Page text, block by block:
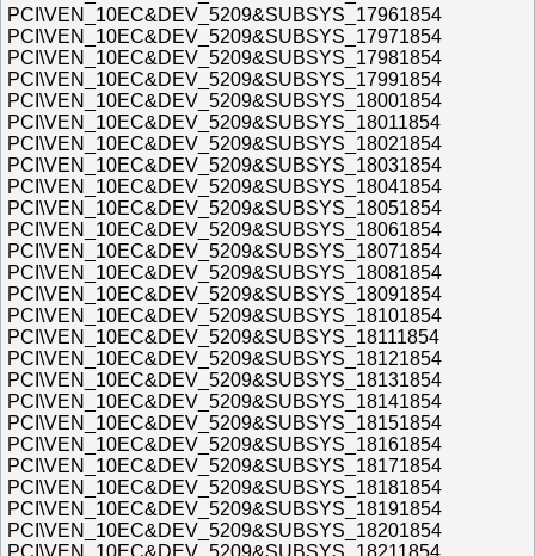
PCI\VEN_10EC&DEV_5209&SUBSYS_17961854
PCI\VEN_10EC&DEV_5209&SUBSYS_17971854
PCI\VEN_10EC&DEV_5209&SUBSYS_17981854
PCI\VEN_10EC&DEV_5209&SUBSYS_17991854
PCI\VEN_10EC&DEV_5209&SUBSYS_18001854
PCI\VEN_10EC&DEV_5209&SUBSYS_18011854
PCI\VEN_10EC&DEV_5209&SUBSYS_18021854
PCI\VEN_10EC&DEV_5209&SUBSYS_18031854
PCI\VEN_10EC&DEV_5209&SUBSYS_18041854
PCI\VEN_10EC&DEV_5209&SUBSYS_18051854
PCI\VEN_10EC&DEV_5209&SUBSYS_18061854
PCI\VEN_10EC&DEV_5209&SUBSYS_18071854
PCI\VEN_10EC&DEV_5209&SUBSYS_18081854
PCI\VEN_10EC&DEV_5209&SUBSYS_18091854
PCI\VEN_10EC&DEV_5209&SUBSYS_18101854
PCI\VEN_10EC&DEV_5209&SUBSYS_18111854
PCI\VEN_10EC&DEV_5209&SUBSYS_18121854
PCI\VEN_10EC&DEV_5209&SUBSYS_18131854
PCI\VEN_10EC&DEV_5209&SUBSYS_18141854
PCI\VEN_10EC&DEV_5209&SUBSYS_18151854
PCI\VEN_10EC&DEV_5209&SUBSYS_18161854
PCI\VEN_10EC&DEV_5209&SUBSYS_18171854
PCI\VEN_10EC&DEV_5209&SUBSYS_18181854
PCI\VEN_10EC&DEV_5209&SUBSYS_18191854
PCI\VEN_10EC&DEV_5209&SUBSYS_18201854
PCI\VEN_10EC&DEV_5209&SUBSYS_18211854